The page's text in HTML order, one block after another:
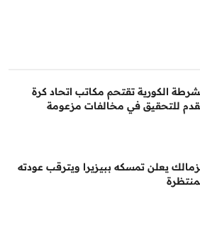
الكورية تقتحم مكاتب اتحاد كرة
للتحقيق في مخالفات مزعومة
يعلن تمسكه ببيزيرا ويترقب عودته